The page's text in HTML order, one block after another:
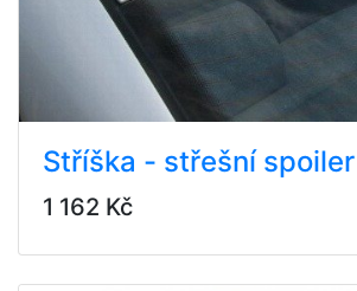
Stříška - střešní
1 162 Kč